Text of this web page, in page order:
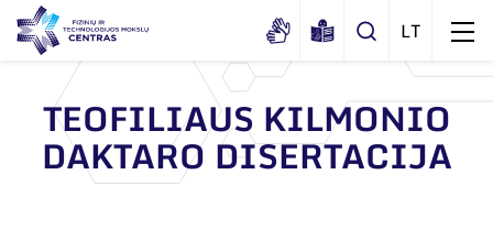
Apie mus
Dokumentai
TEOFILIAUS KILMONIO
DAKTARO DISERTACIJA